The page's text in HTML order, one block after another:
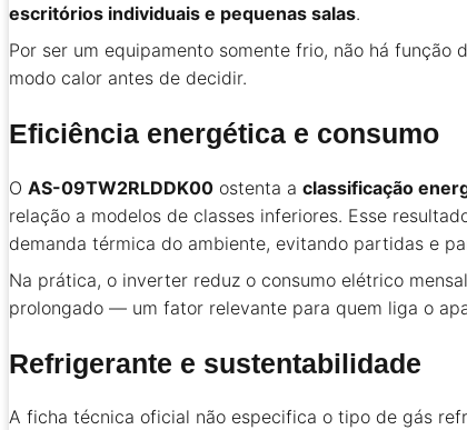
escritórios individuais e pequenas salas.
Por ser um equipamento somente frio, não há
modo calor antes de decidir.
Eficiência energética e consumo
O AS-09TW2RLDDK00 ostenta a classificação
relação a modelos de classes inferiores. Esse
demanda térmica do ambiente, evitando partidas e
Na prática, o inverter reduz o consumo elétrico
prolongado — um fator relevante para quem liga o
Refrigerante e sustentabilidade
A ficha técnica oficial não especifica o tipo de gás